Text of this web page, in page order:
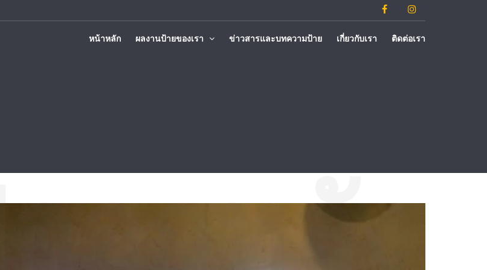
หน้าหลัก ผลงานป้ายของเรา ข่าวสารและบทความป้าย เกี่ยวกับเรา ติดต่อเรา